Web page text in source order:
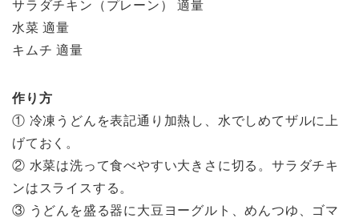
サラダチキン（プレーン） 適量
水菜 適量
キムチ 適量
作り方
① 冷凍うどんを表記通り加熱し、水でしめてザルに上
げておく。
② 水菜は洗って食べやすい大きさに切る。サラダチキ
ンはスライスする。
③ うどんを盛る器に大豆ヨーグルト、めんつゆ、ゴマ